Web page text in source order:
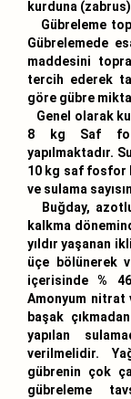
kurduna
Gübreleme
Gübrelemede
maddesini
tercih ederek
göre gübre
Genel olarak
8 kg Saf
yapılmaktadır.
10 kg saf fosfor
ve sulama
Buğday,
kalkma
yıldır yaşanan
üçe bölünerek
içerisinde %
Amonyum nitrat
başak
yapılan
verilmelidir.
gübrenin çok
gübreleme